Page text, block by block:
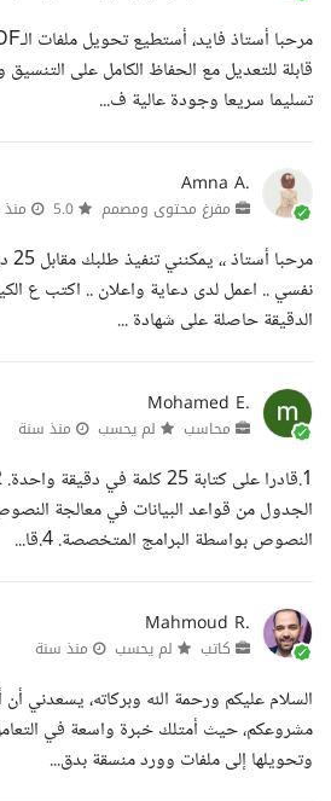
قابلة للتعديل مع الحفاظ الكامل على
تسليما سريعا وجودة عالية ف...
Amna A.
مفرغ محتوى ومصمم
الدقيقة حاصلة على شهادة ...
Mohamed E.
محاسب لم يحسب منذ سنة
النصوص بواسطة البرامج المتخصصة. 4.قا...
Mahmoud R.
كاتب لم يحسب منذ سنة
السلام عليكم ورحمة الله وبركاته، يسعدني
وتحويلها إلى ملفات وورد منسقة بدق...